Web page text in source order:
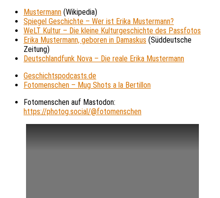
Mustermann (Wikipedia)
Spiegel Geschichte – Wer ist Erika Mustermann?
WeLT Kultur – Die kleine Kulturgeschichte des Passfotos
Erika Mustermann, geboren in Damaskus (Süddeutsche
Zeitung)
Deutschlandfunk Nova – Die reale Erika Mustermann
Geschichtspodcasts.de
Fotomenschen – Mug Shots a la Bertillon
Fotomenschen auf Mastodon:
https://photog.social/@fotomenschen